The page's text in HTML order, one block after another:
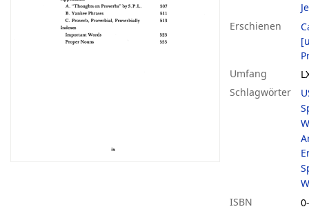
Erschienen
Umfang
Schlagwörter
ISBN